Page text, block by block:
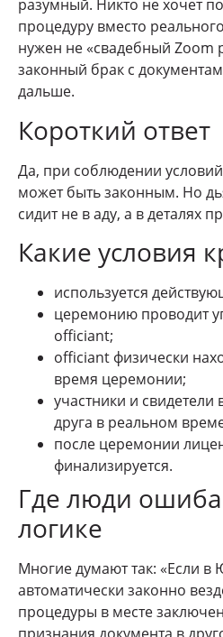
разумный. Никто не хочет
процедуру вместо
нужен не «свадебный Zoom
законный брак с
дальше.
Короткий ответ
Да, при соблюдении
может быть законным. Но
сидит не в аду, а в деталях
Какие условия
используется
церемонию проводит
officiant;
officiant физически
время церемонии;
участники и свидетели
друга в реальном
после церемонии
финализируется.
Где люди
логике
Многие думают так: «Если в
автоматически законно
процедуры в месте